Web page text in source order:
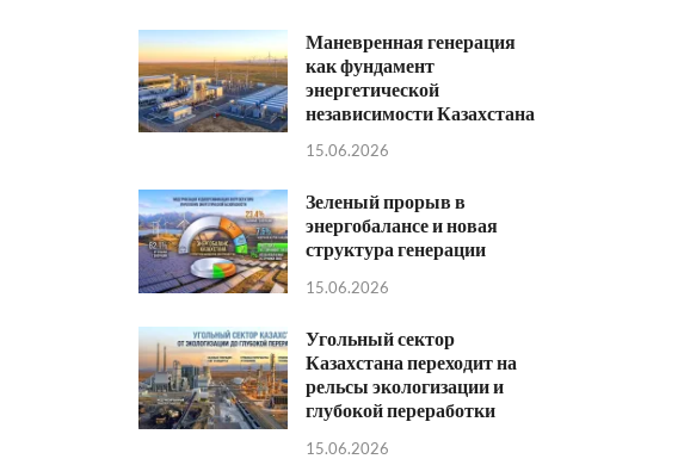
Маневренная генерация
как фундамент
энергетической
независимости Казахстана
15.06.2026
Зеленый прорыв в
энергобалансе и новая
структура генерации
15.06.2026
Угольный сектор
Казахстана переходит на
рельсы экологизации и
глубокой переработки
15.06.2026